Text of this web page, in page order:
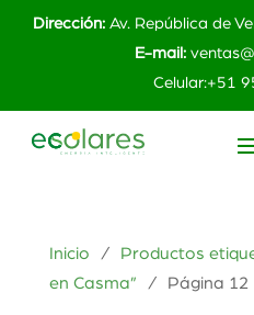
Dirección: Av. República de
E-mail:
Celular:+51
Inicio / Productos
en Casma” / Página 12